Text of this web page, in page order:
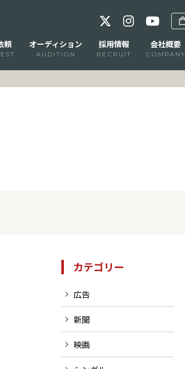
頼 オーディション
AUDITION
採用情報
RECRUIT
会社概要
COMPANY
カテゴリー
広告
新聞
映画